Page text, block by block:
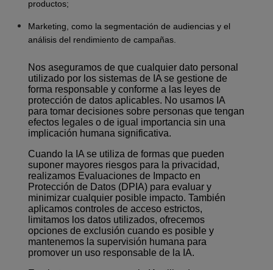
productos;
Marketing, como la segmentación de audiencias y el
análisis del rendimiento de campañas.
Nos aseguramos de que cualquier dato personal
utilizado por los sistemas de IA se gestione de
forma responsable y conforme a las leyes de
protección de datos aplicables. No usamos IA
para tomar decisiones sobre personas que tengan
efectos legales o de igual importancia sin una
implicación humana significativa.
Cuando la IA se utiliza de formas que pueden
suponer mayores riesgos para la privacidad,
realizamos Evaluaciones de Impacto en
Protección de Datos (DPIA) para evaluar y
minimizar cualquier posible impacto. También
aplicamos controles de acceso estrictos,
limitamos los datos utilizados, ofrecemos
opciones de exclusión cuando es posible y
mantenemos la supervisión humana para
promover un uso responsable de la IA.